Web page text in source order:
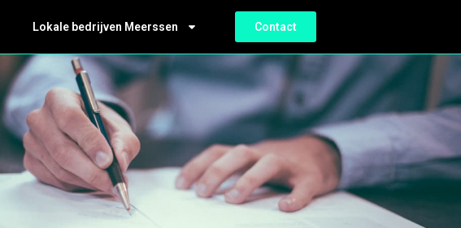
Lokale bedrijven Meerssen Contact